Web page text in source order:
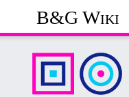
B&G Wiki